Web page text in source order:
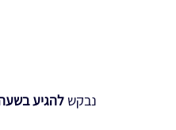
נבקש להגיע